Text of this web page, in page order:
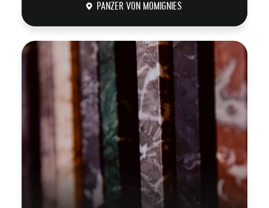
PANZER VON MOMIGNIES